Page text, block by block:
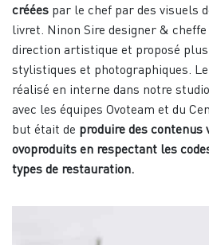
créées par le chef par des visuels
livret. Ninon Sire designer & cheffe
direction artistique et proposé
stylistiques et photographiques.
réalisé en interne dans notre
avec les équipes Ovoteam et du
but était de produire des contenus
ovoproduits en respectant les
types de restauration.